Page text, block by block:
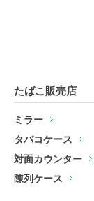
たばこ販売店
ミラー
タバコケース
対面カウンター
陳列ケース